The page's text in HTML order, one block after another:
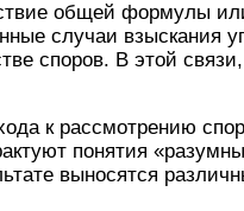
общей формулы
случаи взыскания
споров. В этой
к рассмотрению
понятия
выносятся